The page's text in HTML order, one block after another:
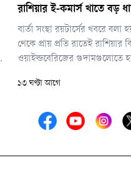
রাশিয়ার ই-কমার্স খাতে বড়
বার্তা সংস্থা রয়টার্সের খবরে
থেকে প্রায় প্রতি রাতেই রাশিয়ার
ওয়াইল্ডবেরিজের গুদামগুলোতে
হামলায় বড় অগ্নিকাণ্ড, বিপুল
বিঘ্ন সৃষ্টি হয়
১৩ ঘণ্টা আগে